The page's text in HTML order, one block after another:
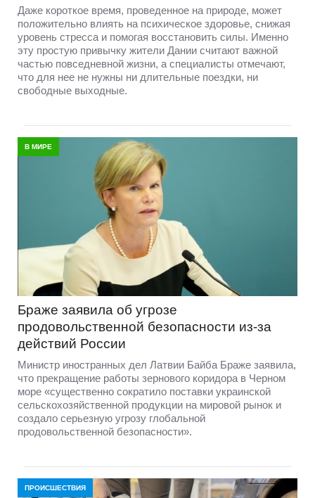
Даже короткое время, проведенное на природе, может
положительно влиять на психическое здоровье, снижая
уровень стресса и помогая восстановить силы. Именно
эту простую привычку жители Дании считают важной
частью повседневной жизни, а специалисты отмечают,
что для нее не нужны ни длительные поездки, ни
свободные выходные.
В МИРЕ
Браже заявила об угрозе
продовольственной безопасности из-за
действий России
Министр иностранных дел Латвии Байба Браже заявила,
что прекращение работы зернового коридора в Черном
море «существенно сократило поставки украинской
сельскохозяйственной продукции на мировой рынок и
создало серьезную угрозу глобальной
продовольственной безопасности».
ПРОИСШЕСТВИЯ